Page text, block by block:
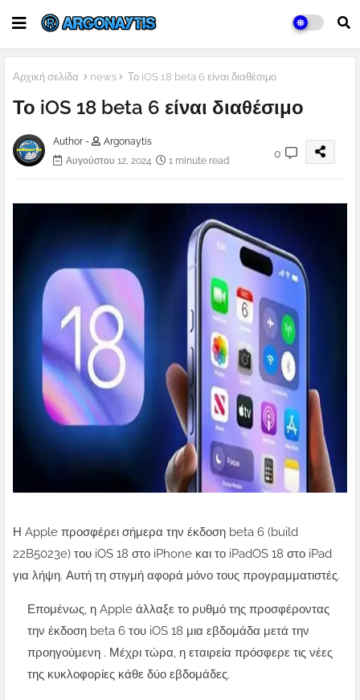
Αρχική σελίδα news Το iOS 18 beta 6 είναι διαθέσιμο
Το iOS 18 beta 6 είναι διαθέσιμο
Author -
Argonaytis
Αυγούστου 12, 2024
1 minute read
0
Η Apple προσφέρει σήμερα την έκδοση beta 6 (build
22B5023e) του iOS 18 στο iPhone και το iPadOS 18 στο iPad
για λήψη. Αυτή τη στιγμή αφορά μόνο τους προγραμματιστές.
Επομένως, η Apple άλλαξε το ρυθμό της προσφέροντας
την έκδοση beta 6 του iOS 18 μια εβδομάδα μετά την
προηγούμενη . Μέχρι τώρα, η εταιρεία πρόσφερε τις νέες
της κυκλοφορίες κάθε δύο εβδομάδες.